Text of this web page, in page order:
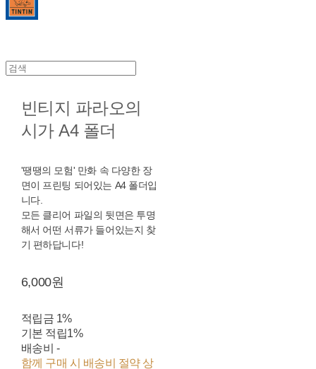
빈티지 파라오의
시가 A4 폴더
'땡땡의 모험' 만화 속 다양한 장
면이 프린팅 되어있는 A4 폴더입
니다.
모든 클리어 파일의 뒷면은 투명
해서 어떤 서류가 들어있는지 찾
기 편하답니다!
6,000원
적립금 1%
기본 적립1%
배송비 -
함께 구매 시 배송비 절약 상